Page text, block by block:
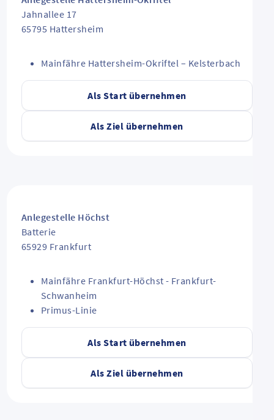
Als Start übernehmen
Als Ziel übernehmen
Jahnallee 17
65795 Hattersheim
Mainfähre Hattersheim-Okriftel – Kelsterbach
Als Start übernehmen
Als Ziel übernehmen
Anlegestelle Höchst
Batterie
65929 Frankfurt
Mainfähre Frankfurt-Höchst - Frankfurt-
Schwanheim
Primus-Linie